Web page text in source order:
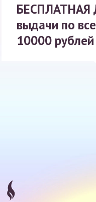
БЕСПЛАТНАЯ
выдачи по
10000 рублей